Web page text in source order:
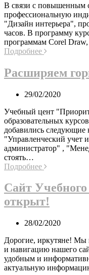
В связи с повышенным
профессиональную
"Дизайн интерьера",
часов. В программу
программам Corel
Подробнее
Расширяем
29/02/2020
Учебный цент
образовательных
добавились
"Управленческий учет
администратор" ,
стоять…
Подробнее
Сайт
открыт!
28/02/2020
Дорогие, иркутяне! Мы
и навигацию нашего
удобным и
актуальную